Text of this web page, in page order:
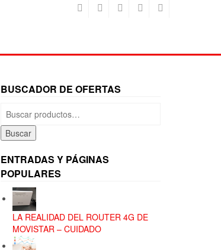
BUSCADOR DE OFERTAS
Buscar
por:
Buscar
ENTRADAS Y PÁGINAS
POPULARES
LA REALIDAD DEL ROUTER 4G DE
MOVISTAR – CUIDADO